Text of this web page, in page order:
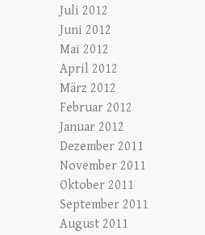
Juli 2012
Juni 2012
Mai 2012
April 2012
März 2012
Februar 2012
Januar 2012
Dezember 2011
November 2011
Oktober 2011
September 2011
August 2011